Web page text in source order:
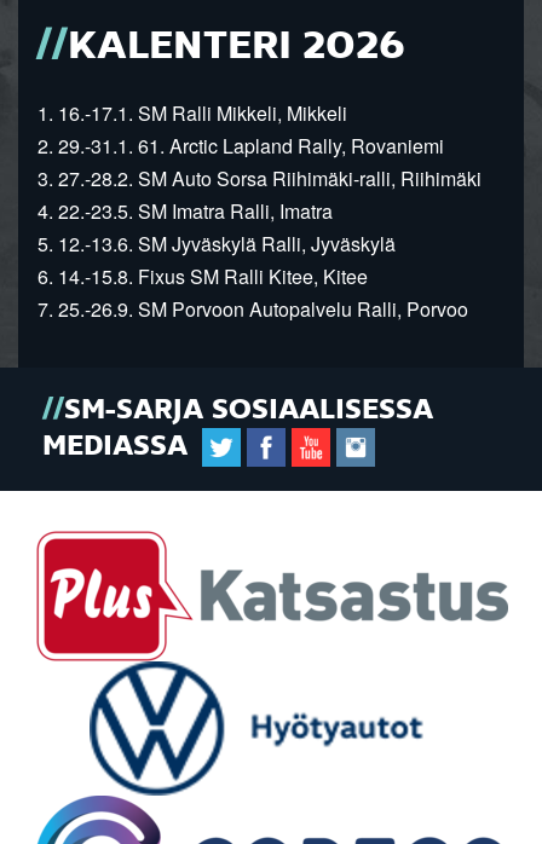
KALENTERI 2026
1. 16.-17.1. SM Ralli Mikkeli, Mikkeli
2. 29.-31.1. 61. Arctic Lapland Rally, Rovaniemi
3. 27.-28.2. SM Auto Sorsa Riihimäki-ralli, Riihimäki
4. 22.-23.5. SM Imatra Ralli, Imatra
5. 12.-13.6. SM Jyväskylä Ralli, Jyväskylä
6. 14.-15.8. Fixus SM Ralli Kitee, Kitee
7. 25.-26.9. SM Porvoon Autopalvelu Ralli, Porvoo
SM-SARJA SOSIAALISESSA
MEDIASSA